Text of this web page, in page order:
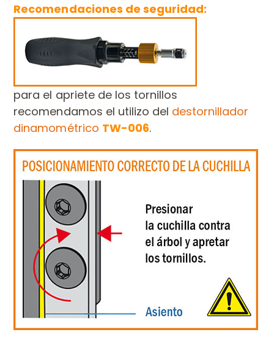
Recomendaciones de seguridad:
para el apriete de los tornillos
recomendamos el utilizo del destornillador
dinamométrico TW-006.